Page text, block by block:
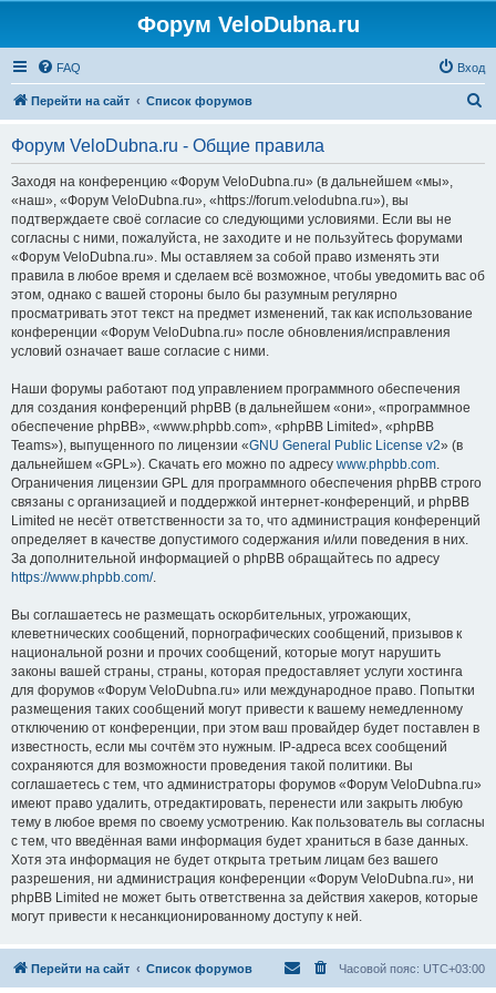
Форум VeloDubna.ru
FAQ Вход
Перейти на сайт Список форумов
Форум VeloDubna.ru - Общие правила
Заходя на конференцию «Форум VeloDubna.ru» (в дальнейшем «мы»,
«наш», «Форум VeloDubna.ru», «https://forum.velodubna.ru»), вы
подтверждаете своё согласие со следующими условиями. Если вы не
согласны с ними, пожалуйста, не заходите и не пользуйтесь форумами
«Форум VeloDubna.ru». Мы оставляем за собой право изменять эти
правила в любое время и сделаем всё возможное, чтобы уведомить вас об
этом, однако с вашей стороны было бы разумным регулярно
просматривать этот текст на предмет изменений, так как использование
конференции «Форум VeloDubna.ru» после обновления/исправления
условий означает ваше согласие с ними.
Наши форумы работают под управлением программного обеспечения
для создания конференций phpBB (в дальнейшем «они», «программное
обеспечение phpBB», «www.phpbb.com», «phpBB Limited», «phpBB
Teams»), выпущенного по лицензии «GNU General Public License v2» (в
дальнейшем «GPL»). Скачать его можно по адресу www.phpbb.com.
Ограничения лицензии GPL для программного обеспечения phpBB строго
связаны с организацией и поддержкой интернет-конференций, и phpBB
Limited не несёт ответственности за то, что администрация конференций
определяет в качестве допустимого содержания и/или поведения в них.
За дополнительной информацией о phpBB обращайтесь по адресу
https://www.phpbb.com/.
Вы соглашаетесь не размещать оскорбительных, угрожающих,
клеветнических сообщений, порнографических сообщений, призывов к
национальной розни и прочих сообщений, которые могут нарушить
законы вашей страны, страны, которая предоставляет услуги хостинга
для форумов «Форум VeloDubna.ru» или международное право. Попытки
размещения таких сообщений могут привести к вашему немедленному
отключению от конференции, при этом ваш провайдер будет поставлен в
известность, если мы сочтём это нужным. IP-адреса всех сообщений
сохраняются для возможности проведения такой политики. Вы
соглашаетесь с тем, что администраторы форумов «Форум VeloDubna.ru»
имеют право удалить, отредактировать, перенести или закрыть любую
тему в любое время по своему усмотрению. Как пользователь вы согласны
с тем, что введённая вами информация будет храниться в базе данных.
Хотя эта информация не будет открыта третьим лицам без вашего
разрешения, ни администрация конференции «Форум VeloDubna.ru», ни
phpBB Limited не может быть ответственна за действия хакеров, которые
могут привести к несанкционированному доступу к ней.
Перейти на сайт Список форумов Часовой пояс: UTC+03:00